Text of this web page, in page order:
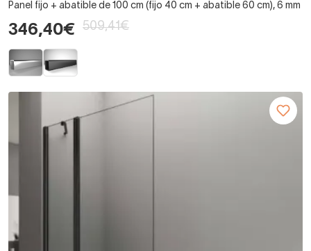
Panel fijo + abatible de 100 cm (fijo 40 cm + abatible 60 cm), 6 mm
346,40€ 509,41€